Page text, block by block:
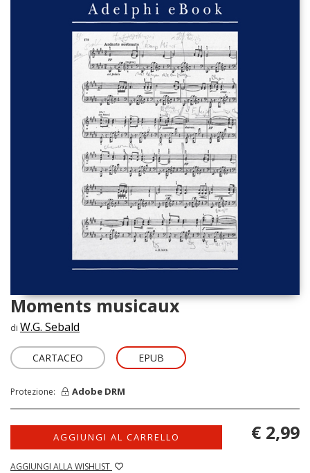
Moments musicaux
di W.G. Sebald
CARTACEO EPUB
Protezione: Adobe DRM
AGGIUNGI AL CARRELLO
AGGIUNGI ALLA WISHLIST
€ 2,99